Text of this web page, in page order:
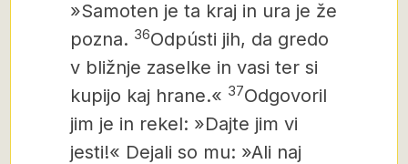
»Samoten je ta kraj in ura je že
pozna. 36Odpústi jih, da gredo
v bližnje zaselke in vasi ter si
kupijo kaj hrane.« 37Odgovoril
jim je in rekel: »Dajte jim vi
jesti!« Dejali so mu: »Ali naj